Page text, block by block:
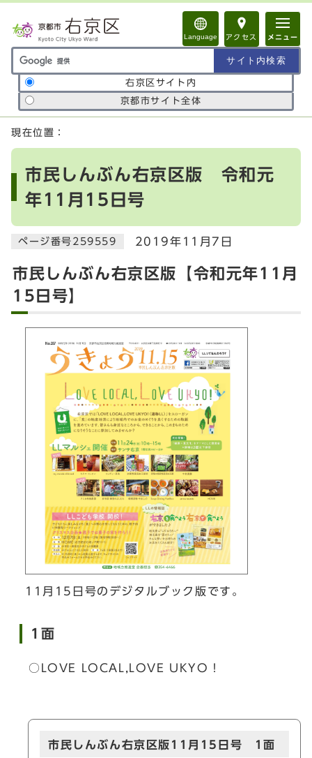
Language アクセス メニュー
サイト内検索の範囲
右京区サイト内
京都市サイト全体
ここから本文です
現在位置：
市民しんぶん右京区版 令和元
年11月15日号
ページ番号259559 2019年11月7日
市民しんぶん右京区版【令和元年11月
15日号】
11月15日号のデジタルブック版です。
1面
○LOVE LOCAL,LOVE UKYO！
市民しんぶん右京区版11月15日号 1面